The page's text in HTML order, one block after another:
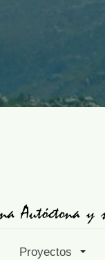
Proyectos